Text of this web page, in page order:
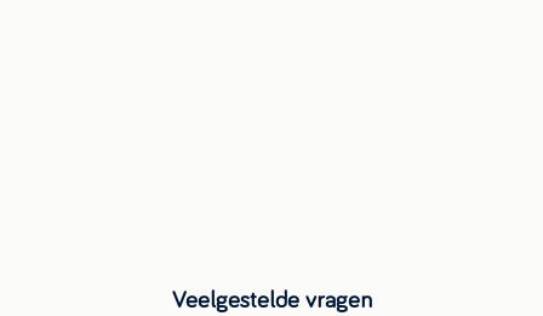
Veelgestelde vragen